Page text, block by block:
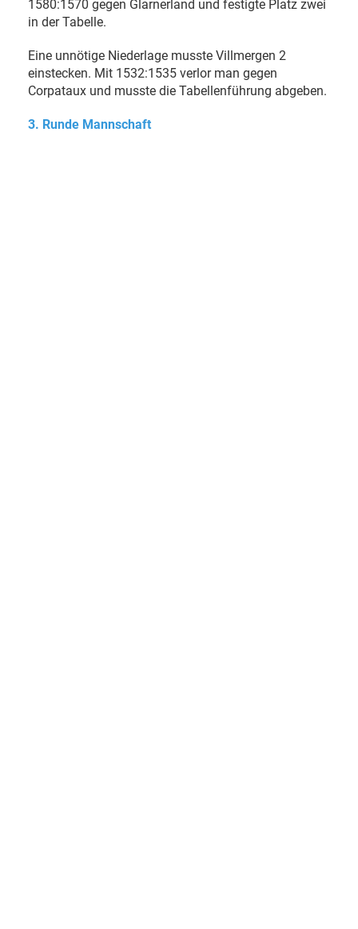
1580:1570 gegen Glarnerland und festigte Platz zwei
in der Tabelle.
Eine unnötige Niederlage musste Villmergen 2
einstecken. Mit 1532:1535 verlor man gegen
Corpataux und musste die Tabellenführung abgeben.
3. Runde Mannschaft